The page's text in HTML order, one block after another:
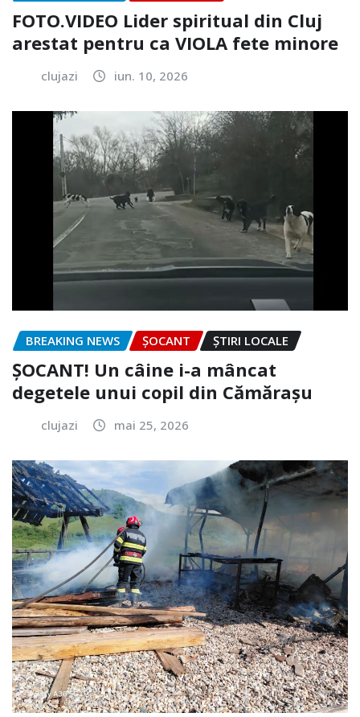
FOTO.VIDEO Lider spiritual din Cluj
arestat pentru ca VIOLA fete minore
clujazi iun. 10, 2026
BREAKING NEWS ȘOCANT ȘTIRI LOCALE
ȘOCANT! Un câine i-a mâncat
degetele unui copil din Cămărașu
clujazi mai 25, 2026